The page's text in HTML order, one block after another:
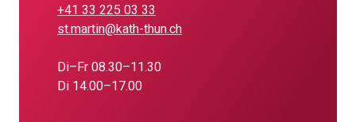
+41 33 225 03 33
st.martin@kath-thun.ch
Di–Fr 08.30–11.30
Di 14.00–17.00